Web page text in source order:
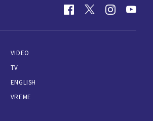
VIDEO
TV
ENGLISH
VREME